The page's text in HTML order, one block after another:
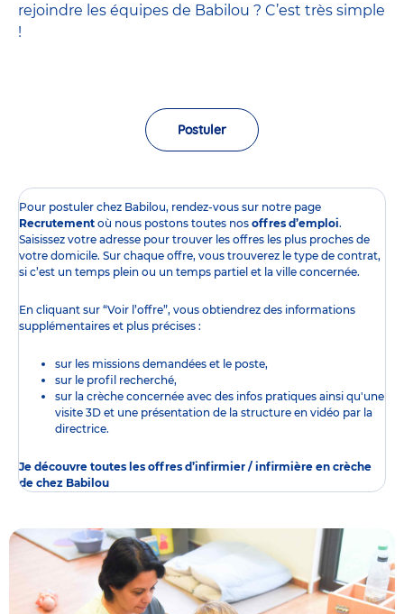
rejoindre les équipes de Babilou ? C’est très simple
!
Postuler
Pour postuler chez Babilou, rendez-vous sur notre page
Recrutement où nous postons toutes nos offres d’emploi.
Saisissez votre adresse pour trouver les offres les plus proches de
votre domicile. Sur chaque offre, vous trouverez le type de contrat,
si c’est un temps plein ou un temps partiel et la ville concernée.
En cliquant sur “Voir l’offre”, vous obtiendrez des informations
supplémentaires et plus précises :
sur les missions demandées et le poste,
sur le profil recherché,
sur la crèche concernée avec des infos pratiques ainsi qu'une
visite 3D et une présentation de la structure en vidéo par la
directrice.
Je découvre toutes les offres d’infirmier / infirmière en crèche
de chez Babilou